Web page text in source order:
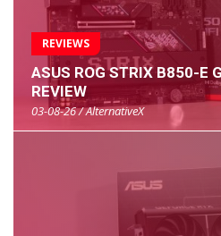
REVIEWS
ASUS ROG STRIX B850-E
REVIEW
03-08-26 / AlternativeX